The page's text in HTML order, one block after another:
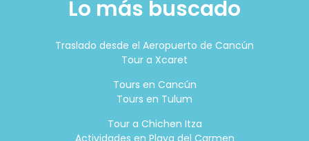
Lo más buscado
Traslado desde el Aeropuerto de Cancún
Tour a Xcaret
Tours en Cancún
Tours en Tulum
Tour a Chichen Itza